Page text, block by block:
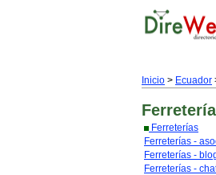
Inicio > Ecuador
Ferreterías
Ferreterías -
Ferreterías -
Ferreterías -